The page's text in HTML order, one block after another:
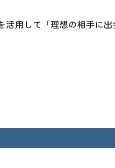
用して「理想の相手に